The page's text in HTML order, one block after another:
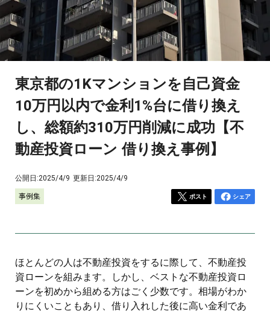
東京都の1Kマンションを自己資金
10万円以内で金利1%台に借り換え
し、総額約310万円削減に成功【不
動産投資ローン 借り換え事例】
公開日:2025/4/9 更新日:2025/4/9
事例集 ポスト シェア
ほとんどの人は不動産投資をするに際して、不動産投
資ローンを組みます。しかし、ベストな不動産投資ロ
ーンを初めから組める方はごく少数です。相場がわか
りにくいこともあり、借り入れした後に高い金利であ